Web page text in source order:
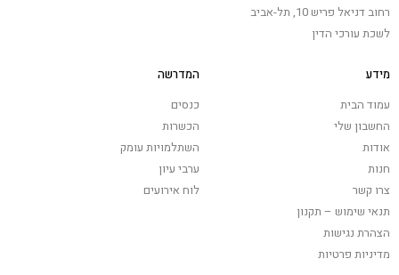
רחוב דניאל פריש 10, תל-אביב
לשכת עורכי הדין
מידע
עמוד הבית
החשבון שלי
אודות
חנות
צרו קשר
תנאי שימוש – תקנון
הצהרת נגישות
מדיניות פרטיות
המדרשה
כנסים
הכשרות
השתלמויות עומק
ערבי עיון
לוח אירועים